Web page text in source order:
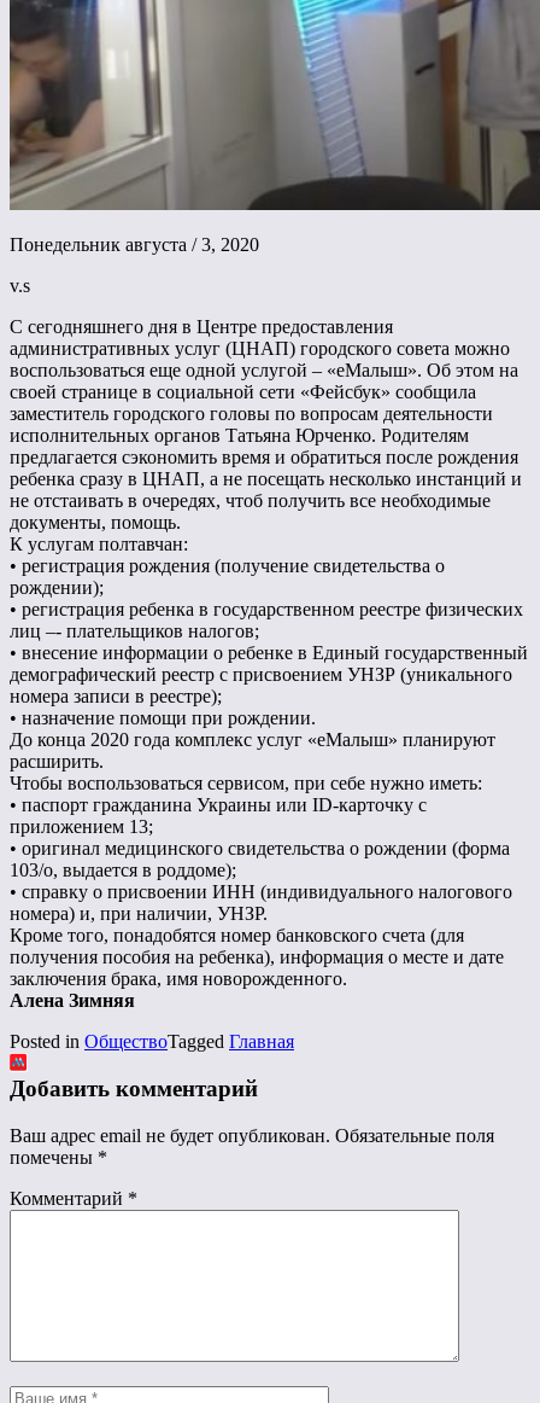
Понедельник августа / 3, 2020
v.s
С сегодняшнего дня в Центре предоставления
административных услуг (ЦНАП) городского совета можно
воспользоваться еще одной услугой – «еМалыш». Об этом на
своей странице в социальной сети «Фейсбук» сообщила
заместитель городского головы по вопросам деятельности
исполнительных органов Татьяна Юрченко. Родителям
предлагается сэкономить время и обратиться после рождения
ребенка сразу в ЦНАП, а не посещать несколько инстанций и
не отстаивать в очередях, чтоб получить все необходимые
документы, помощь.
К услугам полтавчан:
• регистрация рождения (получение свидетельства о
рождении);
• регистрация ребенка в государственном реестре физических
лиц –- плательщиков налогов;
• внесение информации о ребенке в Единый государственный
демографический реестр с присвоением УНЗР (уникального
номера записи в реестре);
• назначение помощи при рождении.
До конца 2020 года комплекс услуг «еМалыш» планируют
расширить.
Чтобы воспользоваться сервисом, при себе нужно иметь:
• паспорт гражданина Украины или ID-карточку с
приложением 13;
• оригинал медицинского свидетельства о рождении (форма
103/о, выдается в роддоме);
• справку о присвоении ИНН (индивидуального налогового
номера) и, при наличии, УНЗР.
Кроме того, понадобятся номер банковского счета (для
получения пособия на ребенка), информация о месте и дате
заключения брака, имя новорожденного.
Алена Зимняя
Posted in ОбществоTagged Главная
Добавить комментарий
Ваш адрес email не будет опубликован. Обязательные поля
помечены *
Комментарий *